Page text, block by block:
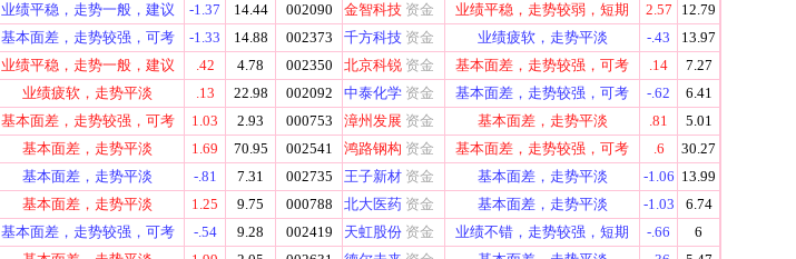
业绩平稳，走势一般，建议 -1.37 14.44 002090 金智科技 资金 业绩平稳，走势较弱，短期 2.57
12.79
基本面差，走势较强，可考 -1.33 14.88 002373 千方科技 资金 业绩疲软，走势平淡 -.43
13.97
业绩平稳，走势一般，建议 .42 4.78 002350 北京科锐 资金 基本面差，走势较强，可考 .14
7.27
业绩疲软，走势平淡 .13 22.98 002092 中泰化学 资金 基本面差，走势较强，可考 -.62
6.41
基本面差，走势较强，可考 1.03 2.93 000753 漳州发展 资金 基本面差，走势平淡 .81
5.01
基本面差，走势平淡 1.69 70.95 002541 鸿路钢构 资金 基本面差，走势较强，可考 .6
30.27
基本面差，走势平淡 -.81 7.31 002735 王子新材 资金 基本面差，走势平淡 -1.06 13.99
基本面差，走势平淡 1.25 9.75 000788 北大医药 资金 基本面差，走势平淡 -1.03
6.74
基本面差，走势较强，可考 -.54 9.28 002419 天虹股份 资金 业绩不错，走势较强，短期 -.66
6